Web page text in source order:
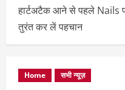
हार्टअटैक आने से पहले Nails
तुरंत कर लें पहचान
Home सभी न्यूज़